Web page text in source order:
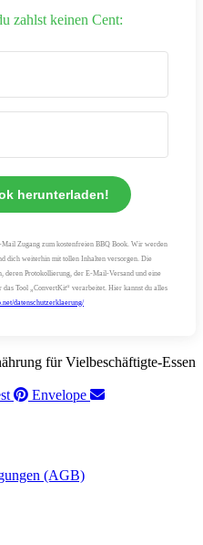
zahlst keinen Cent:
herunterladen!
Zugang zum kostenfreien BBQ Book. Wir werden
dich weiterhin mit tollen Inhalten versorgen. Die
deren Protokollierung, der E-Mail-Versand und eine
Tool „ConvertKit“ verarbeitet. Hier kannst du alles
datenschutzerklaerung/
Envelope
(AGB)